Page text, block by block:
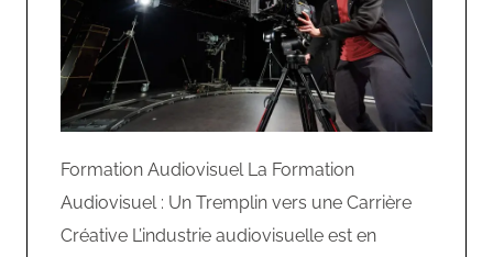
Formation Audiovisuel La Formation
Audiovisuel : Un Tremplin vers une Carrière
Créative L’industrie audiovisuelle est en